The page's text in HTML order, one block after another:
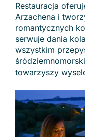
Restauracja
Arzachena i
romantycznych
serwuje dania
wszystkim
towarzyszy